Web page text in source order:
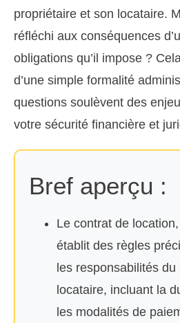
propriétaire et son locataire.
réfléchi aux conséquences
obligations qu’il impose ?
d’une simple formalité
questions soulèvent des
votre sécurité financière et
Bref aperçu :
Le contrat de
établit des règles
les responsabilités
locataire, incluant la
les modalités de